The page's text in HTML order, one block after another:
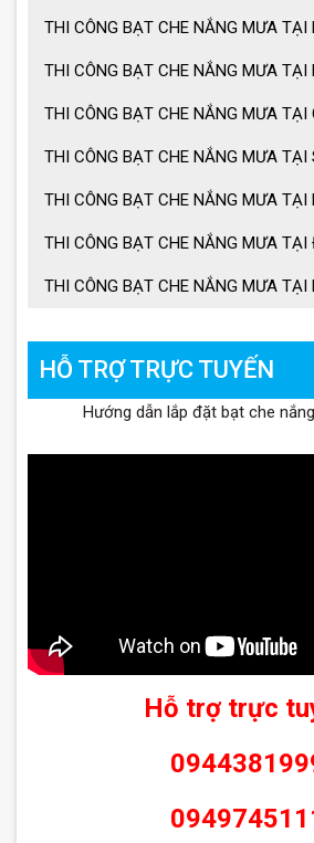
THI CÔNG BẠT CHE NẮNG MƯA TẠI
THI CÔNG BẠT CHE NẮNG MƯA TẠI
THI CÔNG BẠT CHE NẮNG MƯA TẠI
THI CÔNG BẠT CHE NẮNG MƯA TẠI
THI CÔNG BẠT CHE NẮNG MƯA TẠI
THI CÔNG BẠT CHE NẮNG MƯA TẠI
THI CÔNG BẠT CHE NẮNG MƯA TẠI
HỖ TRỢ TRỰC TUYẾN
Hướng dẫn lắp đặt bạt che
Hỗ trợ trực